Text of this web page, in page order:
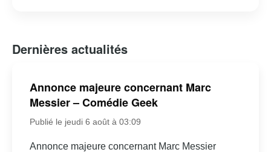
Dernières actualités
Annonce majeure concernant Marc
Messier – Comédie Geek
Publié le jeudi 6 août à 03:09
Annonce majeure concernant Marc Messier